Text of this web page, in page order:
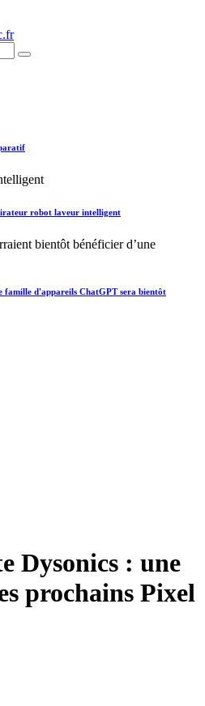
robot laveur intelligent
famille d'appareils ChatGPT sera bientôt
Dysonics : une
prochains Pixel